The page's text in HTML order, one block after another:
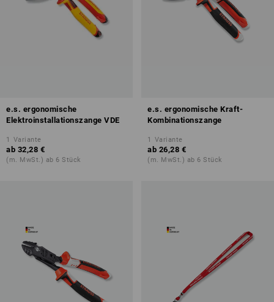
e.s. ergonomische
Elektroinstallationszange VDE
1 Variante
ab 32,28 €
(m. MwSt.) ab 6 Stück
e.s. ergonomische Kraft-
Kombinationszange
1 Variante
ab 26,28 €
(m. MwSt.) ab 6 Stück